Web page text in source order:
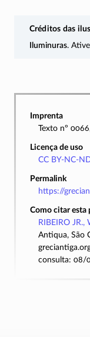
Créditos das
Iluminuras.
Imprenta
Texto nº
Licença de uso
CC BY-NC-
Permalink
https://
Como citar esta
RIBEIRO JR.,
Antiqua, São
consulta: 08/